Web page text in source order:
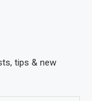
tips & new